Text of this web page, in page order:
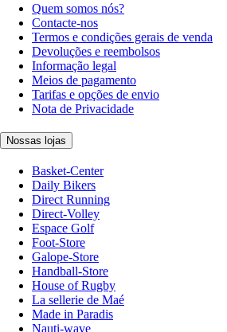
Quem somos nós?
Contacte-nos
Termos e condições gerais de venda
Devoluções e reembolsos
Informação legal
Meios de pagamento
Tarifas e opções de envio
Nota de Privacidade
Nossas lojas
Basket-Center
Daily Bikers
Direct Running
Direct-Volley
Espace Golf
Foot-Store
Galope-Store
Handball-Store
House of Rugby
La sellerie de Maé
Made in Paradis
Nauti-wave